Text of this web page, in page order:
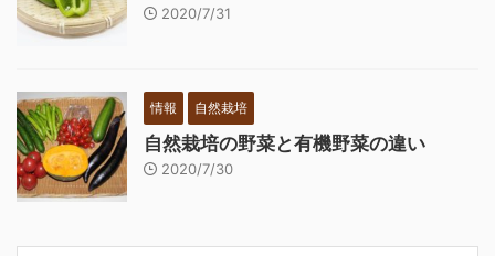
2020/7/31
情報 自然栽培
自然栽培の野菜と有機野菜の違い
2020/7/30